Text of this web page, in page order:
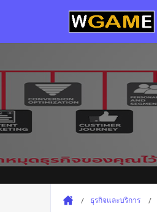
ธุรกิจและบริการ